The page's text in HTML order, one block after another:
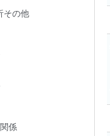
その他
係